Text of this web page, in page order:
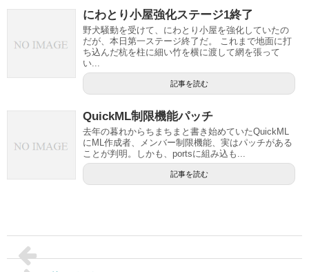
にわとり小屋強化ステージ1終了
野犬騒動を受けて、にわとり小屋を強化していたの
だが、本日第一ステージ終了だ。 これまで地面に打
ち込んだ杭を柱に細い竹を横に渡して網を張って
い...
記事を読む
QuickML制限機能パッチ
去年の暮れからちまちまと書き始めていたQuickML
にML作成者、メンバー制限機能、実はパッチがある
ことが判明。しかも、portsに組み込も...
記事を読む